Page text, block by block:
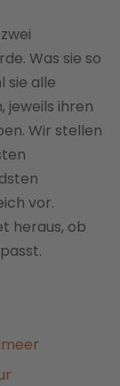
Was sie so
sie alle
jeweils ihren
Wir stellen
vor.
heraus, ob